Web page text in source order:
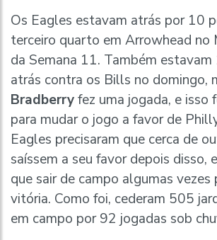
Os Eagles estavam atrás por 10
terceiro quarto em Arrowhead no
da Semana 11. Também
atrás contra os Bills no domingo,
Bradberryfez uma jogada, e isso
para mudar o jogo a favor de
Eagles precisaram que cerca de
saíssem a seu favor depois disso,
que sair de campo algumas vezes
vitória. Como foi, cederam 505
em campo por 92 jogadas sob